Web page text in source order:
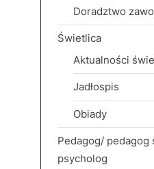
Doradztwo
Świetlica
Aktualności
Jadłospis
Obiady
Pedagog/ pedagog
psycholog